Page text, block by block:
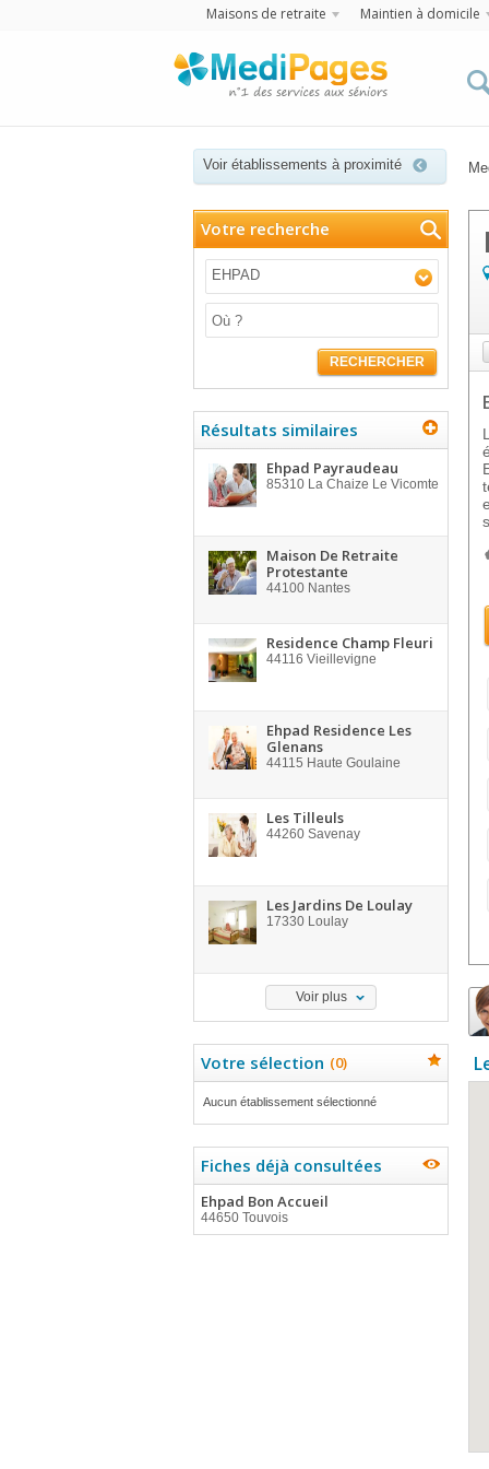
Maisons de retraite Maintien à domicile
Voir établissements à proximité
Votre recherche
EHPAD
RECHERCHER
Résultats similaires
Ehpad Payraudeau
85310 La Chaize Le Vicomte
Maison De Retraite
Protestante
44100 Nantes
Residence Champ Fleuri
44116 Vieillevigne
Ehpad Residence Les
Glenans
44115 Haute Goulaine
Les Tilleuls
44260 Savenay
Les Jardins De Loulay
17330 Loulay
Voir plus
Votre sélection (0)
Aucun établissement sélectionné
Fiches déjà consultées
Ehpad Bon Accueil
44650 Touvois